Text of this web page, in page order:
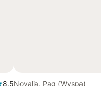
8,5Novalja, Pag (Wyspa)